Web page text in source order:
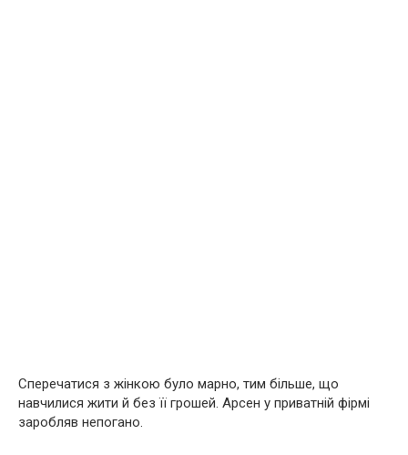
Сперечатися з жінкою було марно, тим більше, що
навчилися жити й без її грошей. Арсен у приватній фірмі
заробляв непогано.